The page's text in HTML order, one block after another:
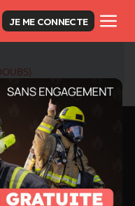
JE ME CONNECTE
des SDIS
à
(25)
643 habitants